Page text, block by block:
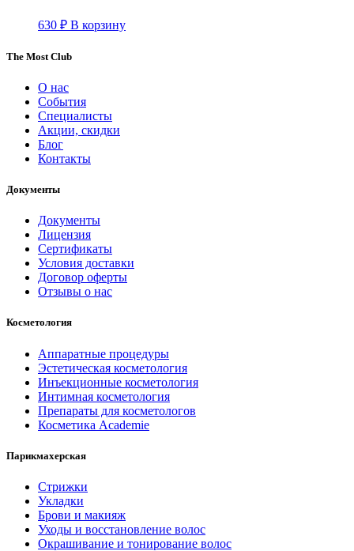
630 ₽ В корзину
The Most Club
О нас
События
Специалисты
Акции, скидки
Блог
Контакты
Документы
Документы
Лицензия
Сертификаты
Условия доставки
Договор оферты
Отзывы о нас
Косметология
Аппаратные процедуры
Эстетическая косметология
Инъекционные косметология
Интимная косметология
Препараты для косметологов
Косметика Academie
Парикмахерская
Стрижки
Укладки
Брови и макияж
Уходы и восстановление волос
Окрашивание и тонирование волос